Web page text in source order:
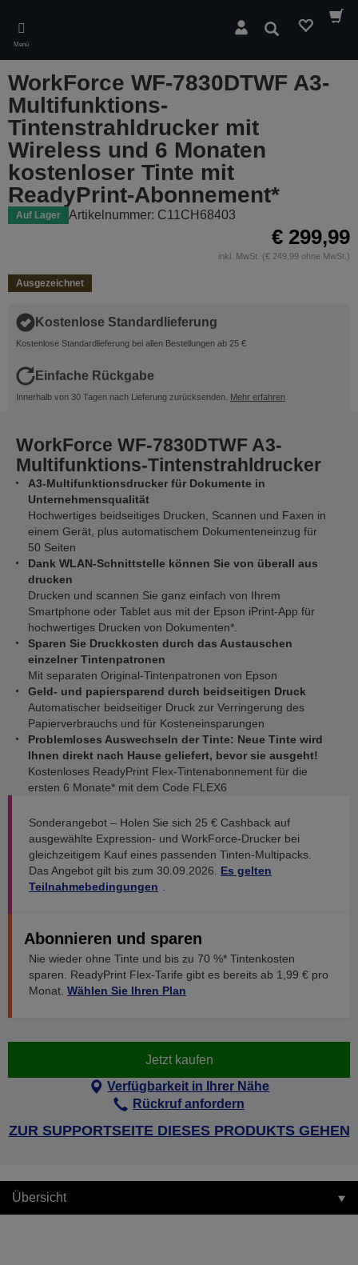
main
content
Menü
Suchen
WorkForce WF-7830DTWF A3-
Multifunktions-
Tintenstrahldrucker mit
Wireless und 6 Monaten
kostenloser Tinte mit
ReadyPrint-Abonnement*
Auf Lager Artikelnummer: C11CH68403
€ 299,99
inkl. MwSt. (€ 249,99 ohne MwSt.)
Ausgezeichnet
Kostenlose Standardlieferung
Kostenlose Standardlieferung bei allen Bestellungen ab 25 €
Einfache Rückgabe
Innerhalb von 30 Tagen nach Lieferung zurücksenden. Mehr erfahren
WorkForce WF-7830DTWF A3-
Multifunktions-Tintenstrahldrucker
A3-Multifunktionsdrucker für Dokumente in
Unternehmensqualität
Hochwertiges beidseitiges Drucken, Scannen und Faxen in
einem Gerät, plus automatischem Dokumenteneinzug für
50 Seiten
Dank WLAN-Schnittstelle können Sie von überall aus
drucken
Drucken und scannen Sie ganz einfach von Ihrem
Smartphone oder Tablet aus mit der Epson iPrint-App für
hochwertiges Drucken von Dokumenten*.
Sparen Sie Druckkosten durch das Austauschen
einzelner Tintenpatronen
Mit separaten Original-Tintenpatronen von Epson
Geld- und papiersparend durch beidseitigen Druck
Automatischer beidseitiger Druck zur Verringerung des
Papierverbrauchs und für Kosteneinsparungen
Problemloses Auswechseln der Tinte: Neue Tinte wird
Ihnen direkt nach Hause geliefert, bevor sie ausgeht!
Kostenloses ReadyPrint Flex-Tintenabonnement für die
ersten 6 Monate* mit dem Code FLEX6
Sonderangebot – Holen Sie sich 25 € Cashback auf
ausgewählte Expression- und WorkForce-Drucker bei
gleichzeitigem Kauf eines passenden Tinten-Multipacks.
Das Angebot gilt bis zum 30.09.2026. Es gelten
Teilnahmebedingungen
Abonnieren und sparen
Nie wieder ohne Tinte und bis zu 70 %* Tintenkosten
sparen. ReadyPrint Flex-Tarife gibt es bereits ab 1,99 € pro
Monat. Wählen Sie Ihren Plan
Jetzt kaufen
Verfügbarkeit in Ihrer Nähe
Rückruf anfordern
ZUR SUPPORTSEITE DIESES PRODUKTS GEHEN
Übersicht